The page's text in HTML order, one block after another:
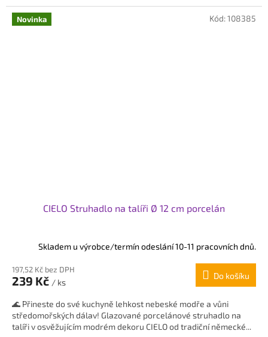
Novinka
CIELO Struhadlo na talíři Ø 12 cm porcelán
Skladem u výrobce/termín odeslání 10-11 pracovních dnů.
197,52 Kč bez DPH
239 Kč / ks
Do košíku
🌊 Přineste do své kuchyně lehkost nebeské modře a vůni
středomořských dálav! Glazované porcelánové struhadlo na
talíři v osvěžujícím modrém dekoru CIELO od tradiční německé...
Kód:108385